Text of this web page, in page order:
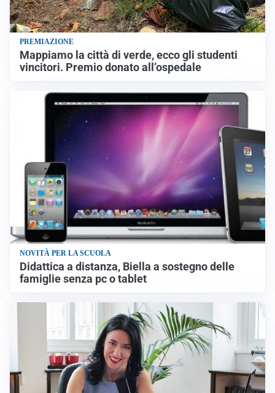
PREMIAZIONE
Mappiamo la città di verde, ecco gli studenti
vincitori. Premio donato all’ospedale
NOVITÀ PER LA SCUOLA
Didattica a distanza, Biella a sostegno delle
famiglie senza pc o tablet